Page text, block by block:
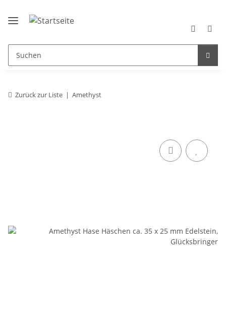
Zurück zur Liste Amethyst